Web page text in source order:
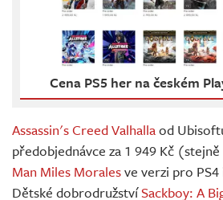
Cena PS5 her na českém
Assassin's Creed Valhallaod
předobjednávce za 1 949 Kč (stejně
Man Miles Moralesve verzi pro PS4
Dětské dobrodružstvíSackboy: A